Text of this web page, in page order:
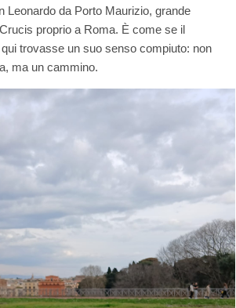
Leonardo da Porto Maurizio, grande
proprio a Roma. È come se il
trovasse un suo senso compiuto: non
ma un cammino.